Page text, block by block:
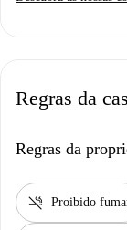
Regras da
Regras da
smoke_free Proibido